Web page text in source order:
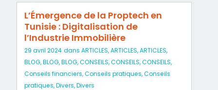
L’Émergence de la Proptech en
Tunisie : Digitalisation de
l’Industrie Immobilière
29 avril 2024 dans ARTICLES,ARTICLES,ARTICLES,
BLOG,BLOG,BLOG,CONSEILS,CONSEILS,CONSEILS,
Conseils financiers,Conseils pratiques,Conseils
pratiques,Divers,Divers